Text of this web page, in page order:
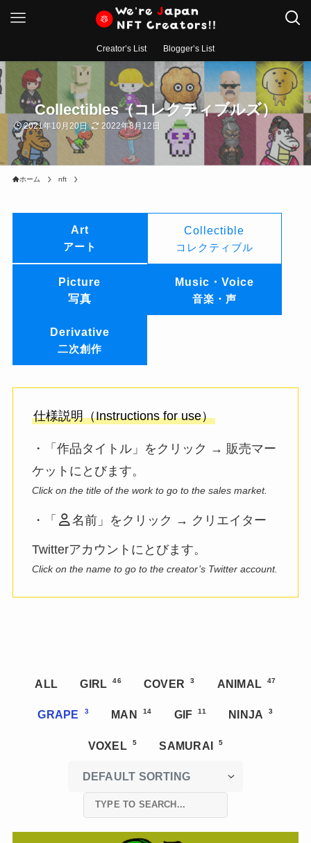
Creator’s List Blogger’s List
Collectibles（コレクティブルズ）
2021年10月20日 2022年8月12日
ホーム nft
Art
アート
Collectible
コレクティブル
Picture
写真
Music・Voice
音楽・声
Derivative
二次創作
仕様説明（Instructions for use）
・「作品タイトル」をクリック → 販売マー
ケットにとびます。
Click on the title of the work to go to the sales market.
・「 名前」をクリック → クリエイター
Twitterアカウントにとびます。
Click on the name to go to the creator’s Twitter account.
ALL GIRL 46 COVER 3 ANIMAL 47
GRAPE 3 MAN 14 GIF 11 NINJA 3
VOXEL 5 SAMURAI 5